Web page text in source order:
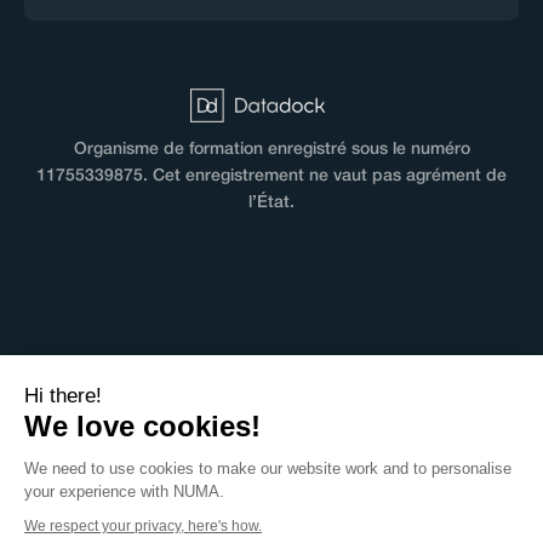
Organisme de formation enregistré sous le numéro
11755339875. Cet enregistrement ne vaut pas agrément de
l’État.
Mentions légales
Politique de confidentialité
Hi there!
We love cookies!
We need to use cookies to make our website work and to personalise
your experience with NUMA.
We respect your privacy, here's how.